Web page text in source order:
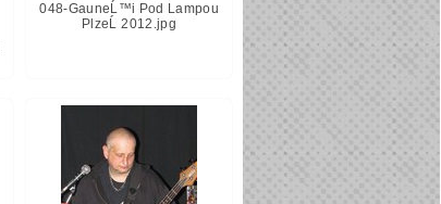
048-GauneĹ™i Pod Lampou
PlzeĹ 2012.jpg